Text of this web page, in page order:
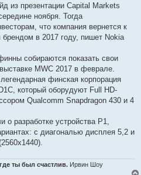
из презентации Capital Markets
ноября. Тогда
что компания вернется к
в 2017 году, пишет Nokia
собираются показать свои
MWC 2017 в феврале.
финская корпорация
который оборудуют Full HD-
Qualcomm Snapdragon 430 и 4
о разработке устройства P1,
с диагональю дисплея 5,2 и
ты был счастлив. Ирвин Шоу